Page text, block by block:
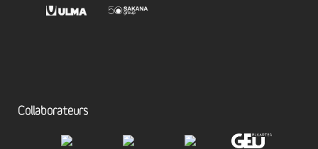
Collaborateurs